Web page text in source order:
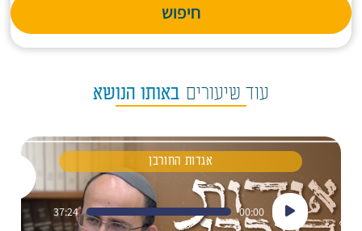
חיפוש
עוד שיעורים באותו הנושא
אגדות החורבן
נגן
אודיו
00:00
37:24